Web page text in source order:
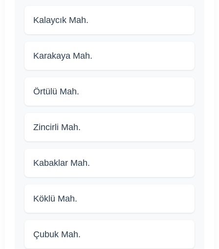
Kalaycık Mah.
Karakaya Mah.
Örtülü Mah.
Zincirli Mah.
Kabaklar Mah.
Köklü Mah.
Çubuk Mah.